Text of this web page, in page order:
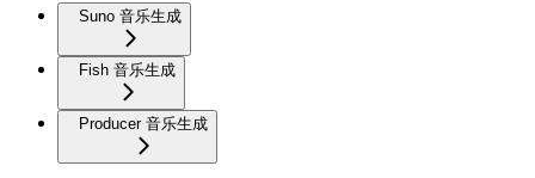
Suno 音乐生成
Fish 音乐生成
Producer 音乐生成